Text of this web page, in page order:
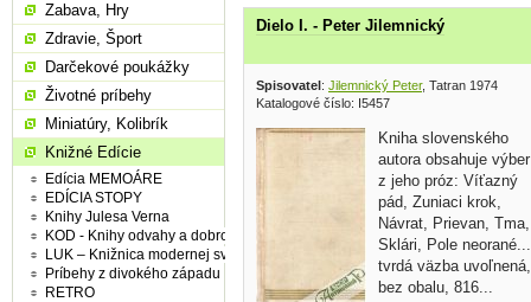
Dielo I. - Peter Jilemnický
Spisovatel : Jilemnický Peter, Tatran 1974
Katalogové číslo: I5457
Kniha slovenského
autora obsahuje výber
z jeho próz: Víťazný
pád, Zuniaci krok,
Návrat, Prievan, Tma,
Sklári, Pole neorané...
tvrdá väzba uvoľnená,
bez obalu, 816...
Zabava, Hry
Zdravie, Šport
Darčekové poukážky
Životné príbehy
Miniatúry, Kolibrík
Knižné Edície
Edícia MEMOÁRE
EDÍCIA STOPY
Knihy Julesa Verna
KOD - Knihy odvahy a dobrodružství
LUK – Knižnica modernej svetovej prózy
Príbehy z divokého západu
RETRO